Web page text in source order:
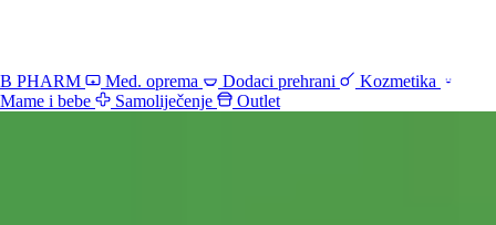
B PHARM Med. oprema Dodaci prehrani
Kozmetika
Mame i bebe
Samoliječenje Outlet